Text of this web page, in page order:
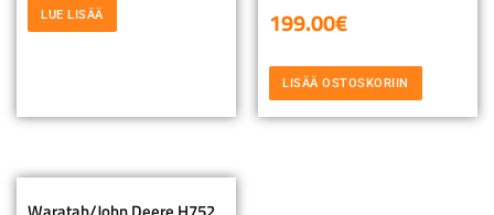
LUE LISÄÄ 199.00€
LISÄÄ OSTOSKORIIN